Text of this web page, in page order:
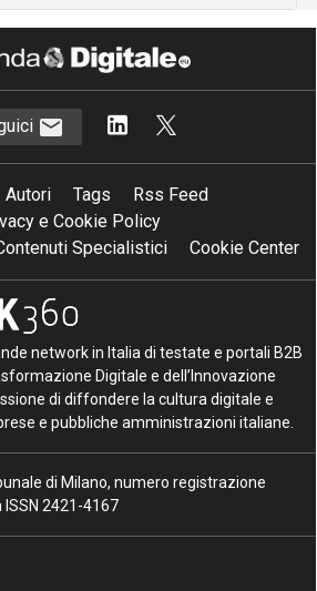
Autori Tags
Rss Feed
e Cookie Policy
Specialistici
Cookie Center
network in Italia di testate e portali B2B
Digitale e dell’Innovazione
di diffondere la cultura digitale e
e pubbliche amministrazioni italiane.
di Milano, numero registrazione
2421-4167